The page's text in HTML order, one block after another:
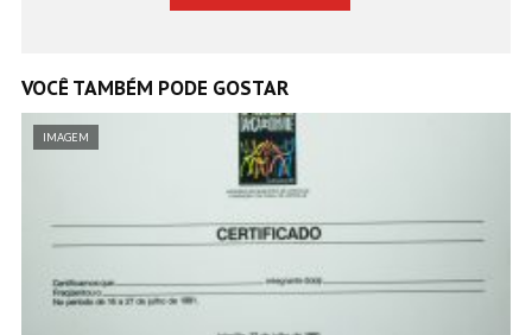
VOCÊ TAMBÉM PODE GOSTAR
IMAGEM